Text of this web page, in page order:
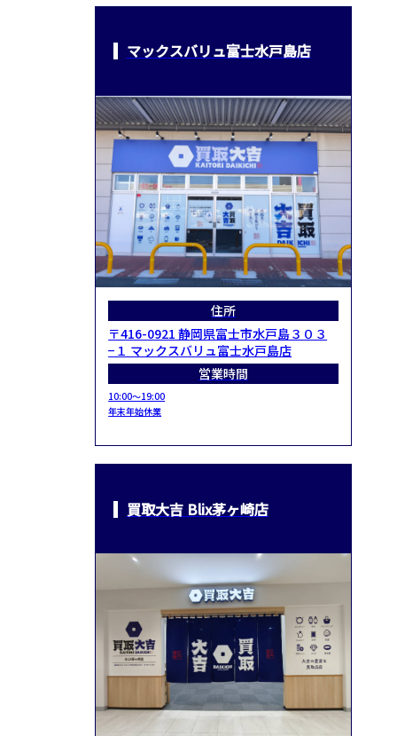
マックスバリュ富士水戸島店
住所
〒416-0921 静岡県富士市水戸島３０３
−１ マックスバリュ富士水戸島店
営業時間
10:00～19:00
年末年始休業
買取大吉 Blix茅ヶ崎店